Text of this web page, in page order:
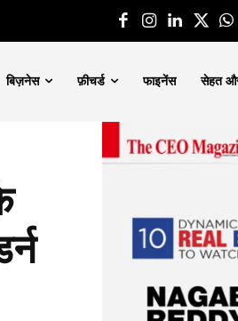
बिज़नेस फ़ीचर्ड फाइनेंस सेहत